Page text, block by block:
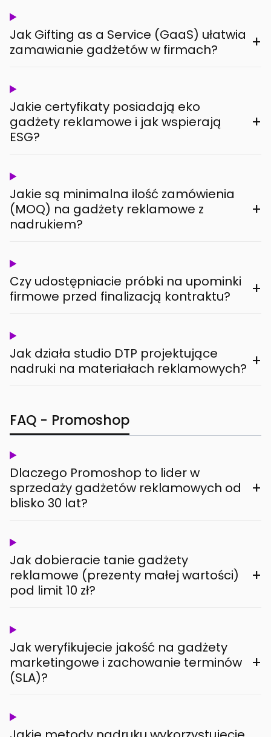
Jak Gifting as a Service (GaaS) ułatwia
zamawianie gadżetów w firmach?
+
Jakie certyfikaty posiadają eko
gadżety reklamowe i jak wspierają
ESG?
+
Jakie są minimalna ilość zamówienia
(MOQ) na gadżety reklamowe z
nadrukiem?
+
Czy udostępniacie próbki na upominki
firmowe przed finalizacją kontraktu?
+
Jak działa studio DTP projektujące
nadruki na materiałach reklamowych? +
FAQ - Promoshop
Dlaczego Promoshop to lider w
sprzedaży gadżetów reklamowych od
blisko 30 lat?
+
Jak dobieracie tanie gadżety
reklamowe (prezenty małej wartości)
pod limit 10 zł?
+
Jak weryfikujecie jakość na gadżety
marketingowe i zachowanie terminów
(SLA)?
+